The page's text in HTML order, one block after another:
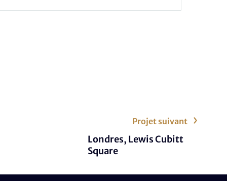
Projet suivant
Londres, Lewis Cubitt
Square